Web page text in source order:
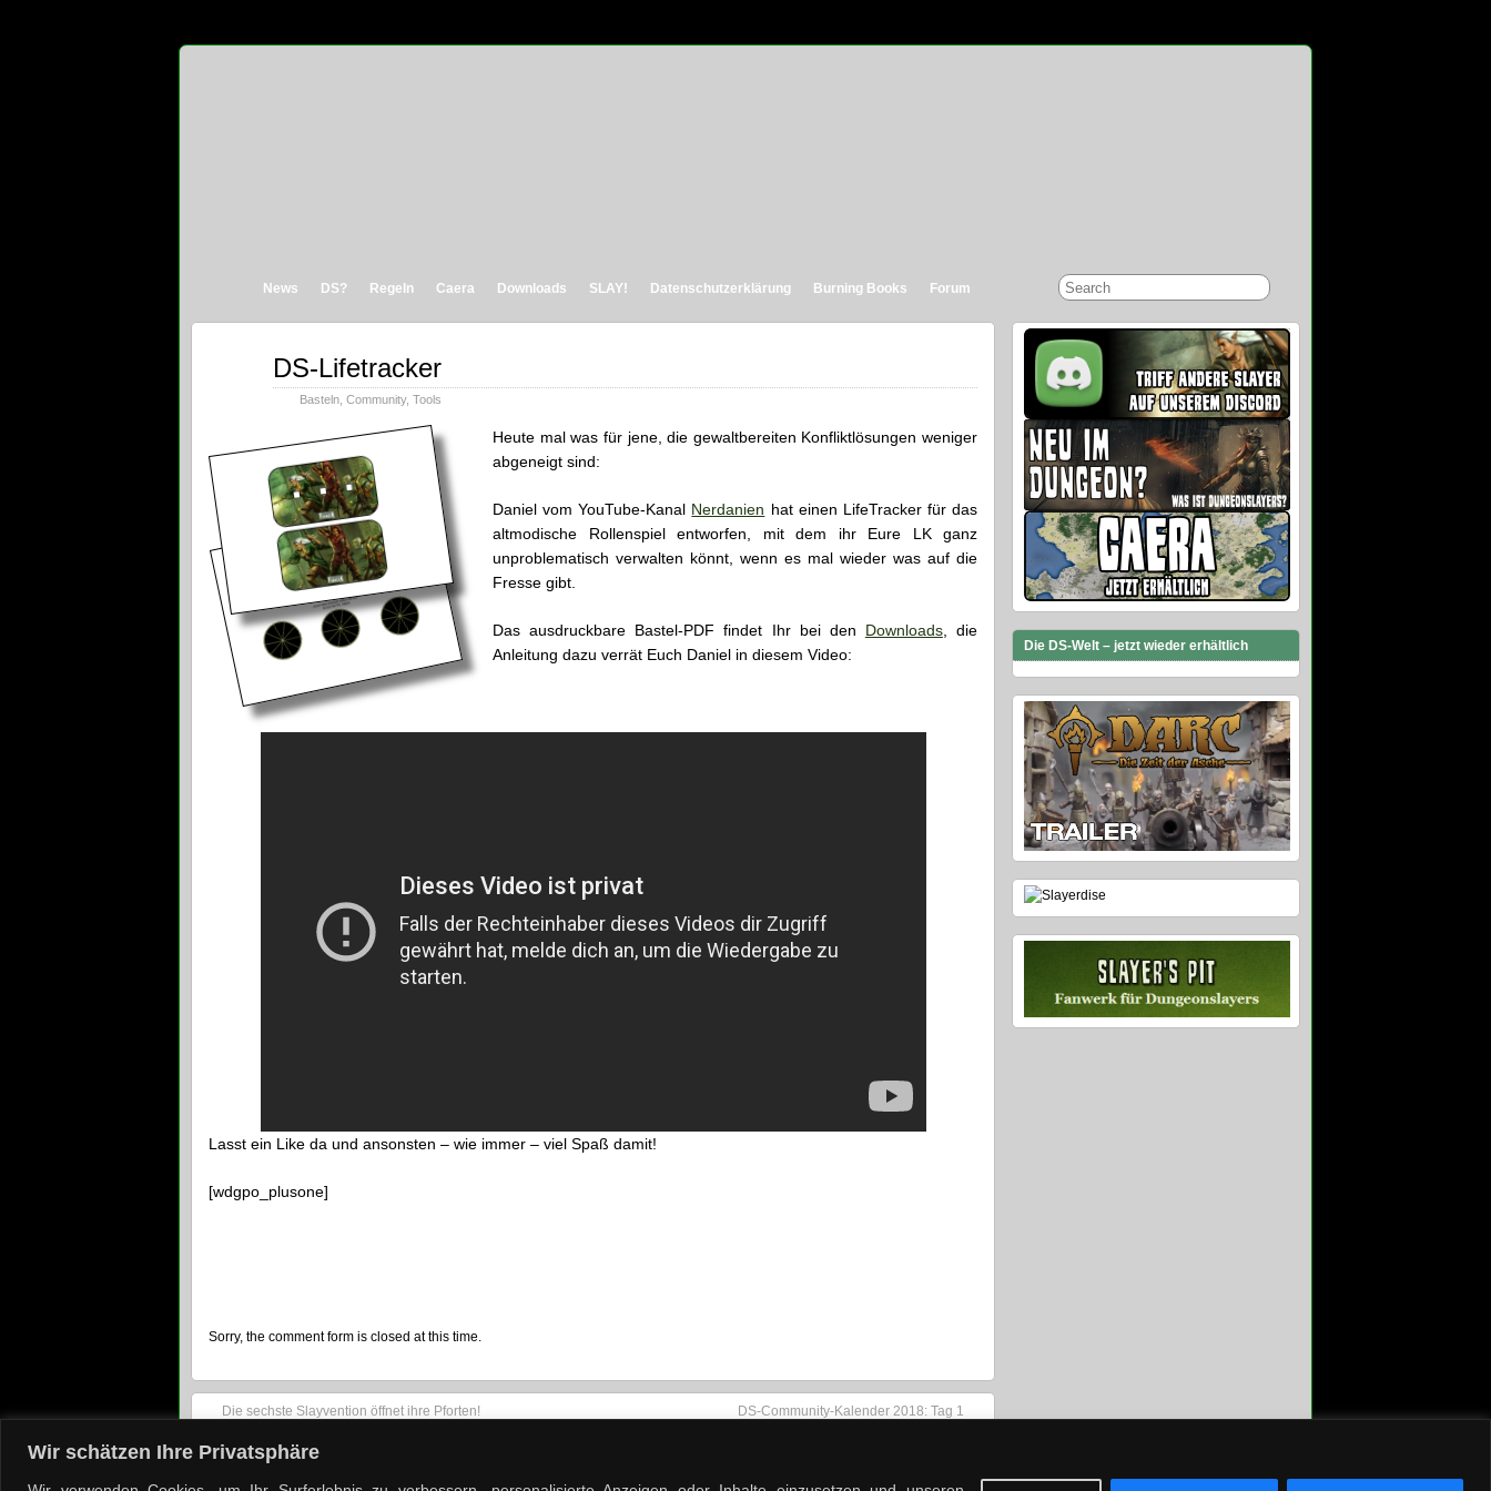
Wir schätzen Ihre Privatsphäre
News DS? Regeln Caera Downloads SLAY! Datenschutzerklärung Burning Books Forum
DS-Lifetracker
Basteln Community, Tools
Heute mal was für jene, die gewaltbereiten Konfliktlösungen weniger
abgeneigt sind:
Daniel vom YouTube-Kanal Nerdanien hat einen LifeTracker für das
altmodische Rollenspiel entworfen, mit dem ihr Eure LK ganz
unproblematisch verwalten könnt, wenn es mal wieder was auf die
Fresse gibt.
Das ausdruckbare Bastel-PDF findet Ihr bei den Downloads, die
Anleitung dazu verrät Euch Daniel in diesem Video:
Lasst ein Like da und ansonsten – wie immer – viel Spaß damit!
[wdgpo_plusone]
Sorry, the comment form is closed at this time.
Die sechste Slayvention öffnet ihre Pforten! DS-Community-Kalender 2018: Tag 1
Die DS-Welt – jetzt wieder erhältlich